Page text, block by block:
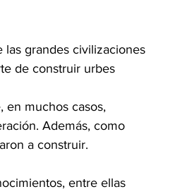
las grandes civilizaciones
de construir urbes
en muchos casos,
Además, como
a construir.
entre ellas